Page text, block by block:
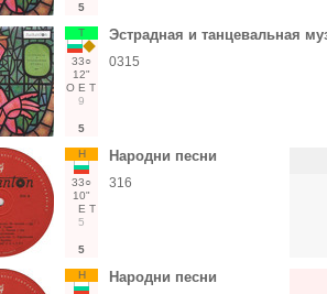
5
Т
33○
12"
О Е Т
9
5
Эстрадная и танцевальная
0315
Н
33○
10"
Е Т
5
5
Народни песни
316
Н Народни песни